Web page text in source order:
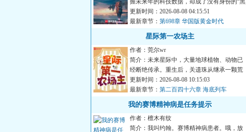
握未来年的科技数据，却成了没有身份的“黑
户”。他不得不用一篇...
更新时间：2026-08-08 04:15:51
最新章节： 第698章 华国版黄金时代
星际第一农场主
作者：莞尔wr
简介：未来星际中，大量地球植物、动物已
经断绝传承。重生后，关遗珠从继承一颗荒
废星球开始，让断绝的地...
更新时间：2026-08-08 10:15:03
最新章节： 第二百四十六章 海底列车
我的赛博精神病是任务提示
作者：檀木有纹
简介：我叫约翰。赛博精神病患者。哦，放